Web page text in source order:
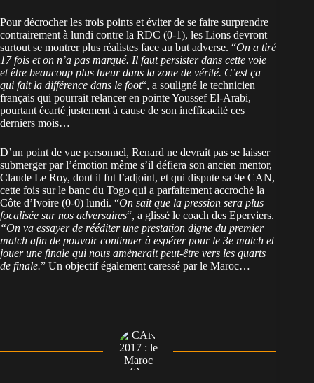
Pour décrocher les trois points et éviter de se faire surprendre
contrairement à lundi contre la RDC (0-1), les Lions devront
surtout se montrer plus réalistes face au but adverse. “On a tiré
17 fois et on n’a pas marqué. Il faut persister dans cette voie
et être beaucoup plus tueur dans la zone de vérité. C’est ça
qui fait la différence dans le foot“, a souligné le technicien
français qui pourrait relancer en pointe Youssef El-Arabi,
pourtant écarté justement à cause de son inefficacité ces
derniers mois…
D’un point de vue personnel, Renard ne devrait pas se laisser
submerger par l’émotion même s’il défiera son ancien mentor,
Claude Le Roy, dont il fut l’adjoint, et qui dispute sa 9e CAN,
cette fois sur le banc du Togo qui a parfaitement accroché la
Côte d’Ivoire (0-0) lundi. “On sait que la pression sera plus
focalisée sur nos adversaires“, a glissé le coach des Eperviers.
“On va essayer de rééditer une prestation digne du premier
match afin de pouvoir continuer à espérer pour le 3e match et
jouer une finale qui nous amènerait peut-être vers les quarts
de finale.” Un objectif également caressé par le Maroc…